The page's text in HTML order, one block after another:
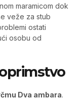
maramicom dok
veže za stub
ostati
osobu od
Dva ambara.